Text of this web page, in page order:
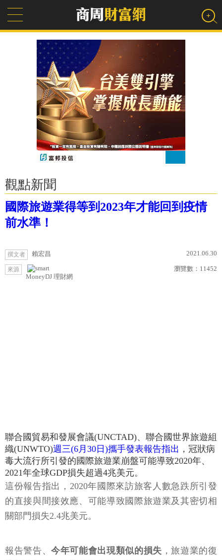
觀點新聞
國際旅遊業得等到2023年才能回到疫情
前水準！
撰文者 賴宏昌 2021.06.30
來源
MoneyDJ 理財網
瀏覽數： 11452
聯合國貿易和發展會議(UNCTAD)、聯合國世界旅遊組
織(UNWTO)週三(6月30日)攜手發表報告指出 ，冠狀病
毒大流行所引發的國際旅遊業崩盤可能導致2020年、
2021年全球GDP損失超過4兆美元。
這份報告指出，2020年國際來訪旅客人數急跌所引發
的直接與間接效應、可能導致國際旅遊業及其密切相
關部門損失2.4兆美元。
報告警告、今年可能會出現類似的損失 ，旅遊業的復